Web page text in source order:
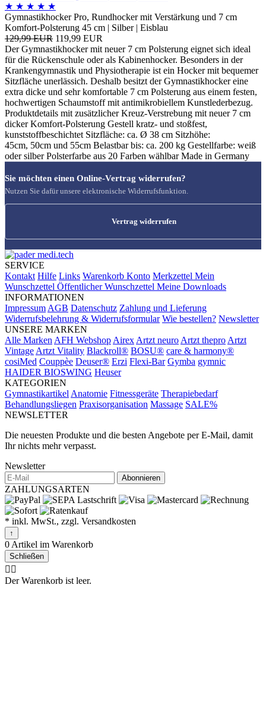
★ ★ ★ ★ ★
Gymnastikhocker Pro, Rundhocker mit Verstärkung und 7 cm
Komfort-Polsterung 45 cm | Silber | Eisblau
129,99 EUR 119,99 EUR
Der Gymnastikhocker mit neuer 7 cm Polsterung eignet sich ideal
für die Rückenschule oder als Kabinenhocker. Besonders in der
Krankengymnastik und Physiotherapie ist ein Hocker mit bequemer
Sitzfläche unerlässich. Deshalb besitzt der Gymnastikhocker eine
extra dicke und sehr komfortable 7 cm Polsterung aus einem festen,
hochwertigen Schaumstoff mit antimikrobiellem Kunstlederbezug.
Produktdetails mit zusätzlicher Kreuz-Verstrebung mit neuer 7 cm
dicker Komfort-Polsterung Gestell kratz- und stoßfest,
kunststoffbeschichtet Sitzfläche: ca. Ø 38 cm Sitzhöhe:
45cm, 50cm und 55cm Belastbar bis: ca. 200 kg Gestellfarbe: weiß
oder silber Polsterfarbe aus 20 Farben wählbar Made in Germany
Sie möchten einen Online-Vertrag widerrufen?
Nutzen Sie dafür unsere elektronische Widerrufsfunktion.
Vertrag widerrufen
SERVICE
Kontakt Hilfe Links Warenkorb Konto Merkzettel Mein
Wunschzettel Öffentlicher Wunschzettel Meine Downloads
INFORMATIONEN
Impressum AGB Datenschutz Zahlung und Lieferung
Widerrufsbelehrung & Widerrufsformular Wie bestellen? Newsletter
UNSERE MARKEN
Alle Marken AFH Webshop Airex Artzt neuro Artzt thepro Artzt
Vintage Artzt Vitality Blackroll® BOSU® care & harmony®
cosiMed Couppèe Deuser® Erzi Flexi-Bar Gymba gymnic
HAIDER BIOSWING Heuser
KATEGORIEN
Gymnastikartikel Anatomie Fitnessgeräte Therapiebedarf
Behandlungsliegen Praxisorganisation Massage SALE%
NEWSLETTER
Die neuesten Produkte und die besten Angebote per E-Mail, damit
Ihr nichts mehr verpasst.
Newsletter
Abonnieren
ZAHLUNGSARTEN
* inkl. MwSt., zzgl. Versandkosten
↑
0 Artikel im Warenkorb
Schließen
🤷‍♂️
Der Warenkorb ist leer.